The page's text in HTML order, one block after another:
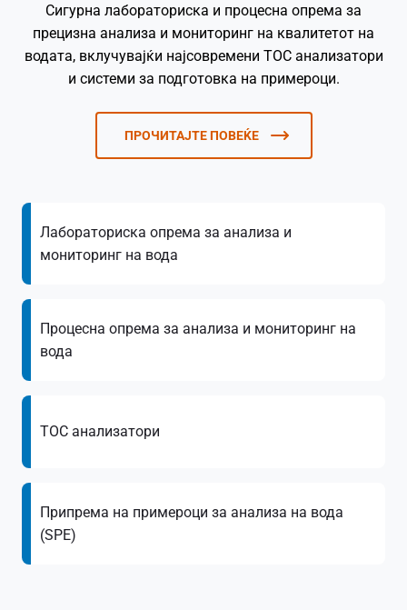
Сигурна лабораториска и процесна опрема за
прецизна анализа и мониторинг на квалитетот на
водата, вклучувајќи најсовремени TOC анализатори
и системи за подготовка на примероци.
ПРОЧИТАЈТЕ ПОВЕЌЕ
Лабораториска опрема за анализа и
мониторинг на вода
Процесна опрема за анализа и мониторинг на
вода
ТОС анализатори
Припрема на примероци за анализа на вода
(SPE)